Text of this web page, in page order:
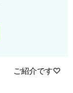
ご紹介です♡